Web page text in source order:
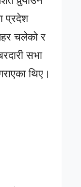
प्रदेश
चलेको र
सभा
थिए।